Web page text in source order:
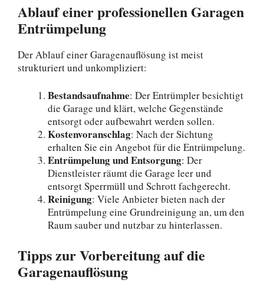
Ablauf einer professionellen Garagen
Entrümpelung
Der Ablauf einer Garagenauflösung ist meist
strukturiert und unkompliziert:
Bestandsaufnahme: Der Entrümpler besichtigt
die Garage und klärt, welche Gegenstände
entsorgt oder aufbewahrt werden sollen.
Kostenvoranschlag: Nach der Sichtung
erhalten Sie ein Angebot für die Entrümpelung.
Entrümpelung und Entsorgung: Der
Dienstleister räumt die Garage leer und
entsorgt Sperrmüll und Schrott fachgerecht.
Reinigung: Viele Anbieter bieten nach der
Entrümpelung eine Grundreinigung an, um den
Raum sauber und nutzbar zu hinterlassen.
Tipps zur Vorbereitung auf die
Garagenauflösung